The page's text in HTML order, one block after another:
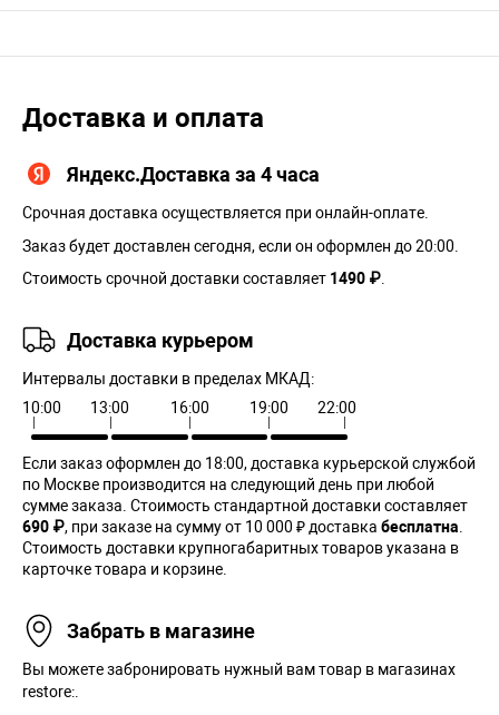
Доставка и оплата
Яндекс.Доставка за 4 часа
Срочная доставка осуществляется при онлайн-оплате.
Заказ будет доставлен сегодня, если он оформлен до 20:00.
Стоимость срочной доставки составляет 1490 ₽
Доставка курьером
Интервалы доставки в пределах МКАД:
10:00
13:00 16:00 19:00 22:00
Если заказ оформлен до 18:00, доставка курьерской службой
по Москве производится на следующий день при любой
сумме заказа. Cтоимость стандартной доставки составляет
690 ₽, при заказе на сумму от 10 000 ₽ доставка бесплатна
Стоимость доставки крупногабаритных товаров указана в
карточке товара и корзине.
Забрать в магазине
Вы можете забронировать нужный вам товар в магазинах
restore:.